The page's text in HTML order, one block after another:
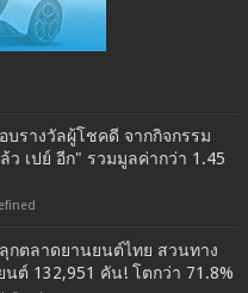
บรางวัลผู้โชคดี จากกิจกรรม
ว เปย์ อีก" รวมมูลค่ากว่า 1.45
กตลาดยานยนต์ไทย สวนทาง
นต์ 132,951 คัน! โตกว่า 71.8%